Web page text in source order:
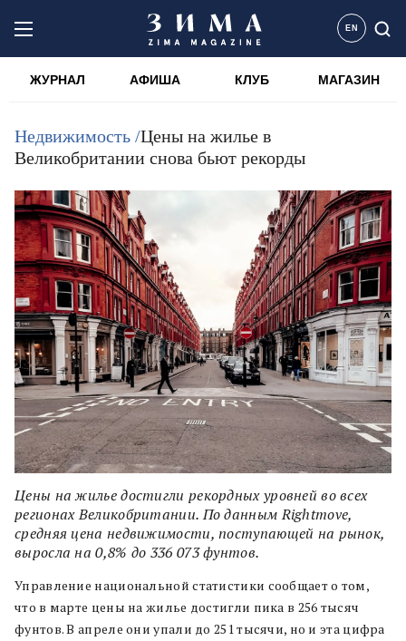
EN
ЖУРНАЛ АФИША КЛУБ МАГАЗИН
Недвижимость /Цены на жилье в
Великобритании снова бьют рекорды
Цены на жилье достигли рекордных уровней во всех
регионах Великобритании. По данным Rightmove,
средняя цена недвижимости, поступающей на рынок,
выросла на 0,8% до 336 073 фунтов.
Управление национальной статистики сообщает о том,
что в марте цены на жилье достигли пика в 256 тысяч
фунтов. В апреле они упали до 251 тысячи, но и эта цифра